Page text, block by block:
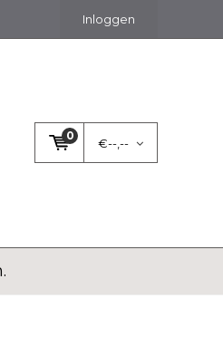
Inloggen
0
€--,--